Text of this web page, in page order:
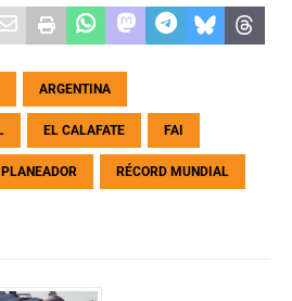
ARGENTINA
EL CALAFATE FAI
PLANEADOR RÉCORD MUNDIAL